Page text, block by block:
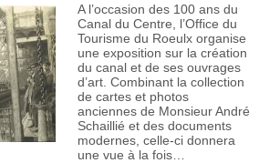
A l’occasion des 100 ans du
Canal du Centre, l’Office du
Tourisme du Roeulx organise
une exposition sur la création
du canal et de ses ouvrages
d’art. Combinant la collection
de cartes et photos
anciennes de Monsieur André
Schaillié et des documents
modernes, celle-ci donnera
une vue à la fois…